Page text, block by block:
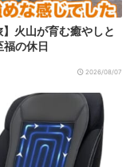
火山が育む癒やしと
の休日
2026/08/07